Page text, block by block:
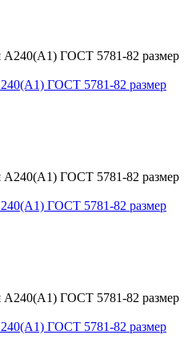
ГОСТ 5781-82 размер
ГОСТ 5781-82 размер
ГОСТ 5781-82 размер